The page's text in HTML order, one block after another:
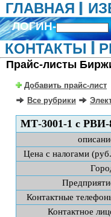
ГЛАВНАЯ
ЛОГИН-
КОНТАКТЫ
Прайс-листы
Добавить прайс-лист
Все рубрики
МТ-3001-1 с РВИ-
Цена с налогами
Контактные
Контактное